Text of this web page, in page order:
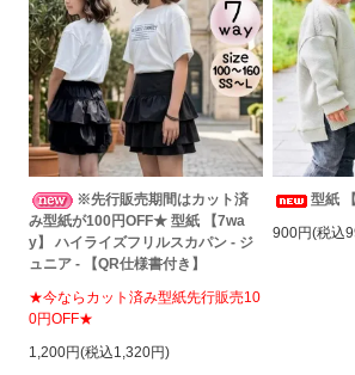
※先行販売期間はカット済
み型紙が100円OFF★ 型紙 【7wa
y】 ハイライズフリルスカパン - ジ
ュニア - 【QR仕様書付き】
★今ならカット済み型紙先行販売10
0円OFF★
1,200円(税込1,320円)
型紙
900円(税込